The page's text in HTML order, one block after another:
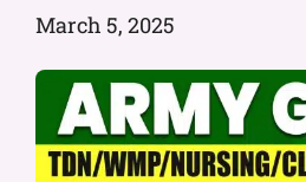
March 5, 2025